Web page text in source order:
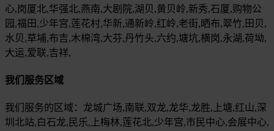
心,岗厦北,华强北,燕南,大剧院,湖贝,黄贝岭,新秀,石厦,购物公
园,福田,少年宫,莲花村,华新,通新岭,红岭,老街,晒布,翠竹,田贝,
水贝,草埔,布吉,木棉湾,大芬,丹竹头,六约,塘坑,横岗,永湖,荷坳,
大运,爱联,吉祥,
我们服务区域
我们服务的区域：龙城广场,南联,双龙,龙华,龙胜,上塘,红山,深
圳北站,白石龙,民乐,上梅林,莲花北,少年宫,市民中心,会展中心,